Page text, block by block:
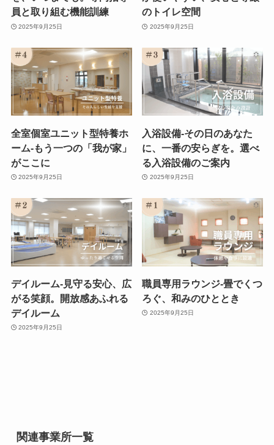
員と取り組む機能訓練
2025年9月25日
のトイレ空間
2025年9月25日
全室個室ユニット型特養ホ
ーム-もう一つの「我が家」
がここに
2025年9月25日
入浴設備-その日のあなた
に、一番の安らぎを。選べ
る入浴設備のご案内
2025年9月25日
デイルーム-見守る安心、広
がる笑顔。開放感あふれる
デイルーム
2025年9月25日
職員専用ラウンジ-畳でくつ
ろぐ、和みのひととき
2025年9月25日
関連事業所一覧